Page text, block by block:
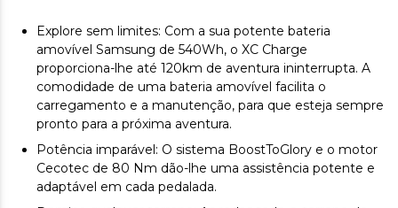
Explore sem limites: Com a sua potente bateria
amovível Samsung de 540Wh, o XC Charge
proporciona-lhe até 120km de aventura ininterrupta. A
comodidade de uma bateria amovível facilita o
carregamento e a manutenção, para que esteja sempre
pronto para a próxima aventura.
Potência imparável: O sistema BoostToGlory e o motor
Cecotec de 80 Nm dão-lhe uma assistência potente e
adaptável em cada pedalada.